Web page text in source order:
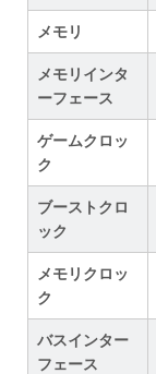
メモリ
メモリインタ
ーフェース
ゲームクロッ
ク
ブーストクロ
ック
メモリクロッ
ク
バスインター
フェース